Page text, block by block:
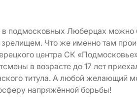
в подмосковных Люберцах
Что же именно там
центра СК
в возрасте до 17 лет
титула. А любой желающий
напряжённой борьбы!